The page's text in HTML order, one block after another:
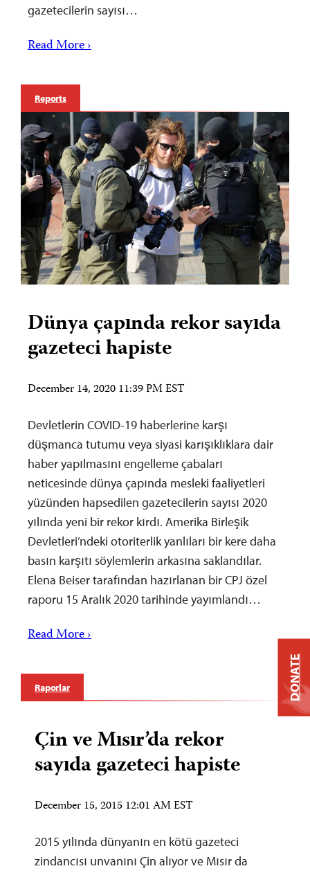
gazetecilerin sayısı…
Read More ›
Reports
Dünya çapında rekor sayıda
gazeteci hapiste
December 14, 2020 11:39 PM EST
Devletlerin COVID-19 haberlerine karşı
düşmanca tutumu veya siyasi karışıklıklara dair
haber yapılmasını engelleme çabaları
neticesinde dünya çapında mesleki faaliyetleri
yüzünden hapsedilen gazetecilerin sayısı 2020
yılında yeni bir rekor kırdı. Amerika Birleşik
Devletleri’ndeki otoriterlik yanlıları bir kere daha
basın karşıtı söylemlerin arkasına saklandılar.
Elena Beiser tarafından hazırlanan bir CPJ özel
raporu 15 Aralık 2020 tarihinde yayımlandı…
Read More ›
Raporlar
Çin ve Mısır’da rekor
sayıda gazeteci hapiste
December 15, 2015 12:01 AM EST
2015 yılında dünyanın en kötü gazeteci
zindancısı unvanını Çin alıyor ve Mısır da
DONATE